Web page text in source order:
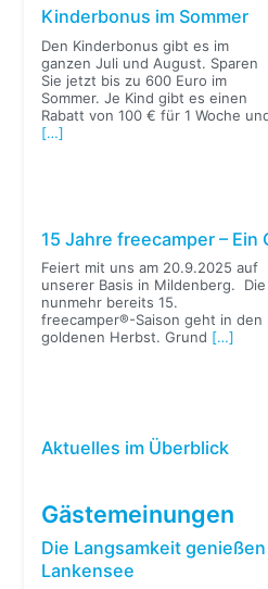
Kinderbonus im Sommer
Den Kinderbonus gibt es im
ganzen Juli und August. Sparen
Sie jetzt bis zu 600 Euro im
Sommer. Je Kind gibt es einen
Rabatt von 100 € für 1 Woche
[…]
15 Jahre freecamper – Ein
Feiert mit uns am 20.9.2025 auf
unserer Basis in Mildenberg. Die
nunmehr bereits 15.
freecamper®-Saison geht in den
goldenen Herbst. Grund […]
Aktuelles im Überblick
Gästemeinungen
Die Langsamkeit genießen
Lankensee